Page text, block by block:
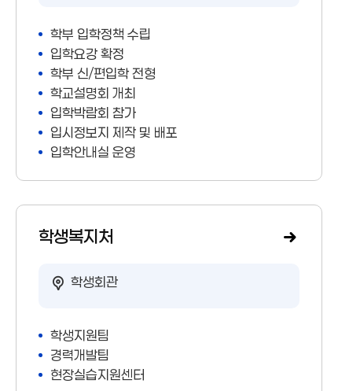
학부 입학정책 수립
입학요강 확정
학부 신/편입학 전형
학교설명회 개최
입학박람회 참가
입시정보지 제작 및 배포
입학안내실 운영
학생복지처
학생회관
학생지원팀
경력개발팀
현장실습지원센터